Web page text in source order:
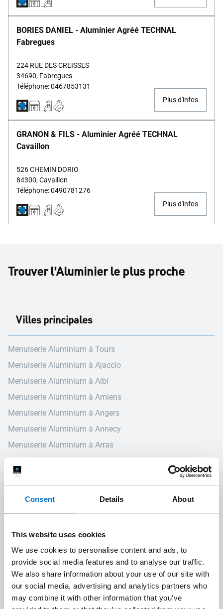
Consent Details About
This website uses cookies
We use cookies to personalise content and ads, to
provide social media features and to analyse our traffic.
We also share information about your use of our site with
our social media, advertising and analytics partners who
may combine it with other information that you’ve
BORIES DANIEL - Aluminier Agréé TECHNAL
Fabregues
224 RUE DES CREISSES
34690, Fabregues
Téléphone: 0467853131
Plus d'infos
GRANON & FILS - Aluminier Agréé TECHNAL
Cavaillon
526 CHEMIN DORIO
84300, Cavaillon
Téléphone: 0490781276
Plus d'infos
Trouver l'Aluminier le plus proche
Villes principales
Menuiserie Aluminium à Tours
Menuiserie Aluminium à Ajaccio
Menuiserie Aluminium à Albi
Menuiserie Aluminium à Amiens
Menuiserie Aluminium à Angers
Menuiserie Aluminium à Annecy
Menuiserie Aluminium à Arras
Menuiserie Aluminium à Auch
Menuiserie Aluminium à Aurillac
Menuiserie Aluminium à Bourg-en-Bresse
Menuiserie Aluminium à Bourges
Menuiserie Aluminium à Caen
Menuiserie Aluminium à Carcassonne
Menuiserie Aluminium à Charleville-Mézières